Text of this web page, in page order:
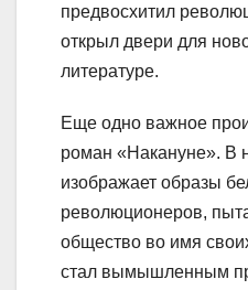
предвосхитил
открыл двери для
литературе.
Еще одно важное
роман «Накануне». В
изображает образы
революционеров,
общество во имя
стал вымышленным